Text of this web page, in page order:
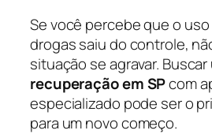
Se você percebe que o
drogas saiu do controle,
situação se agravar. Buscar
recuperação em SPcom
especializado pode ser o
para um novo começo.